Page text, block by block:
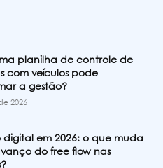
planilha de controle de
com veículos pode
a gestão?
2026
digital em 2026: o que muda
do free flow nas